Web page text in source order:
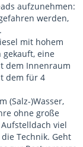
aufzunehmen:
werden,
mit hohem
gekauft, eine
dem Innenraum
dem für 4
(Salz-)Wasser,
ohne große
viel
Technik. Geht